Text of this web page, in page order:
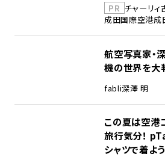
PR チャーリィ
成田国際空港成
航空写真家・
機の世界を大
fabli深澤 明
この夏は空港
旅行気分！
シャツで着よ